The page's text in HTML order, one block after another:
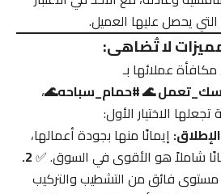
يحصل عليها العميل.
لا تُضاهى:
عملائها بـ
🌊 #حمام_سباحه🌊،
الاختيار الأول:
إيمانًا منها بجودة أعمالها،
شاملاً هو الأقوى في السوق. ✅ 2.
مستوى فائق من التشطيب والتركيب